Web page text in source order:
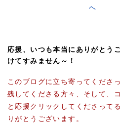
応援、いつも本当にありがと
けてすみません～！
このブログに立ち寄ってくださ
残してくださる方々、そして、
と応援クリックしてくださって
りがとうございます。